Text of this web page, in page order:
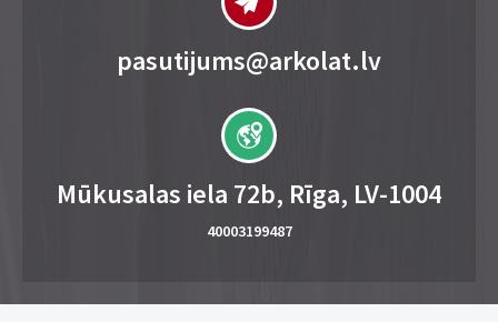
pasutijums@arkolat.lv
Mūkusalas iela 72b, Rīga, LV-1004
40003199487